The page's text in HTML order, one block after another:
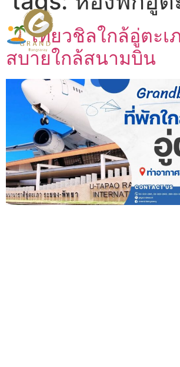
เที่ยวชิลใกล้อู่ตะเ
สบายใกล้สนามบิน